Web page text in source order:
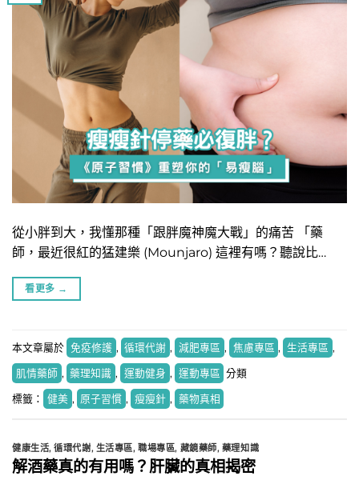
從小胖到大，我懂那種「跟胖魔神魔大戰」的痛苦 「藥
師，最近很紅的猛建樂 (Mounjaro) 這裡有嗎？聽說比…
看更多 →
本文章屬於 免疫修護 , 循環代謝 , 減肥專區 , 焦慮專區 , 生活專區 ,
肌情藥師 , 藥理知識 , 運動健身 , 運動專區 分類
標籤： 健美 , 原子習慣 , 瘦瘦針 , 藥物真相
健康生活,循環代謝, 生活專區,職場專區, 藏鏡藥師, 藥理知識
解酒藥真的有用嗎？肝臟的真相揭密